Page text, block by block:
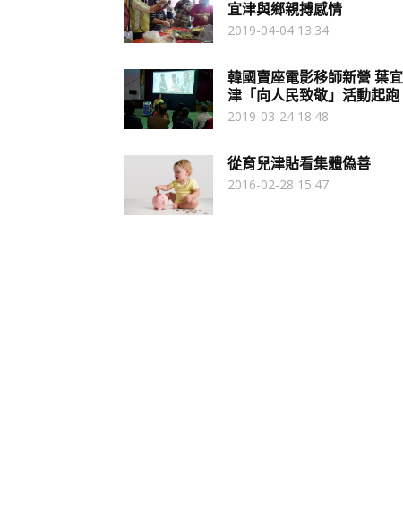
宜津與鄉親搏感情
2019-04-04 13:34
韓國賣座電影移師新營 葉宜
津「向人民致敬」活動起跑
2019-03-24 18:48
從育兒津貼看集體偽善
2016-02-28 15:47